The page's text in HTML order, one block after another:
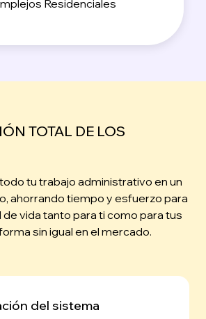
Residenciales
TOTAL DE LOS
tu trabajo administrativo en un
ahorrando tiempo y esfuerzo para
de vida tanto para ti como para tus
sin igual en el mercado.
del sistema